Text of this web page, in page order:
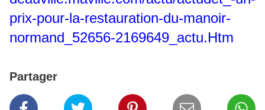
prix-pour-la-restauration-du-manoir-
normand_52656-2169649_actu.Htm
Partager